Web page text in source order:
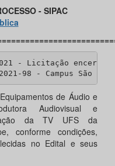
- SIPAC
- Licitação encerrada
98 - Campus São
de Áudio e
Audiovisual e
da TV UFS da
conforme condições,
no Edital e seus